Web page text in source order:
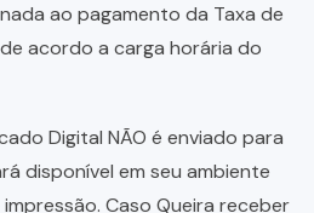
ao pagamento da Taxa de
acordo a carga horária do
Digital NÃO é enviado para
disponível em seu ambiente
Caso Queira receber